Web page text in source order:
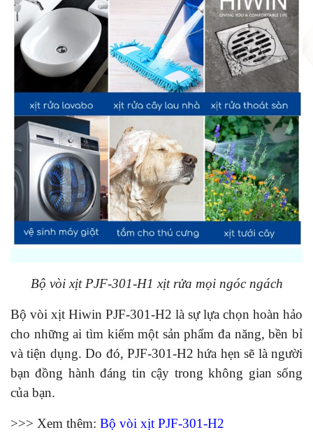
Bộ vòi xịt PJF-301-H1 xịt rửa mọi ngóc ngách
Bộ vòi xịt Hiwin PJF-301-H2 là sự lựa chọn hoàn hảo
cho những ai tìm kiếm một sản phẩm đa năng, bền bỉ
và tiện dụng. Do đó, PJF-301-H2 hứa hẹn sẽ là người
bạn đồng hành đáng tin cậy trong không gian sống
của bạn.
>>> Xem thêm: Bộ vòi xịt PJF-301-H2